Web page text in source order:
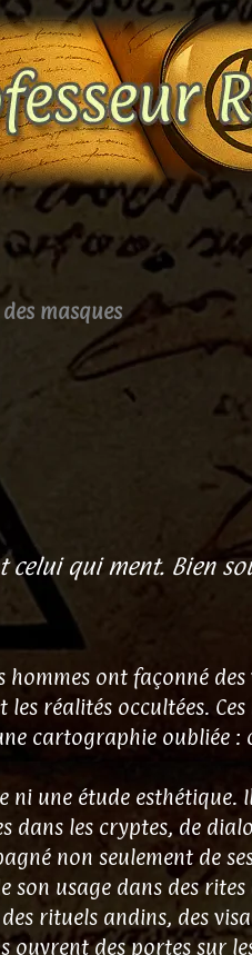
masques
celui qui ment. Bien
ont façonné
réalités occultées.
cartographie oubliée :
une étude esthétique. Il
dans les cryptes, de
non seulement de
usage dans des
rituels andins, des
ouvrent des portes sur